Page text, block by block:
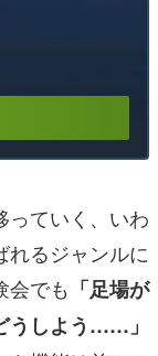
ていく、いわ
れるジャンルに
会でも 「足場が
うしよう……」